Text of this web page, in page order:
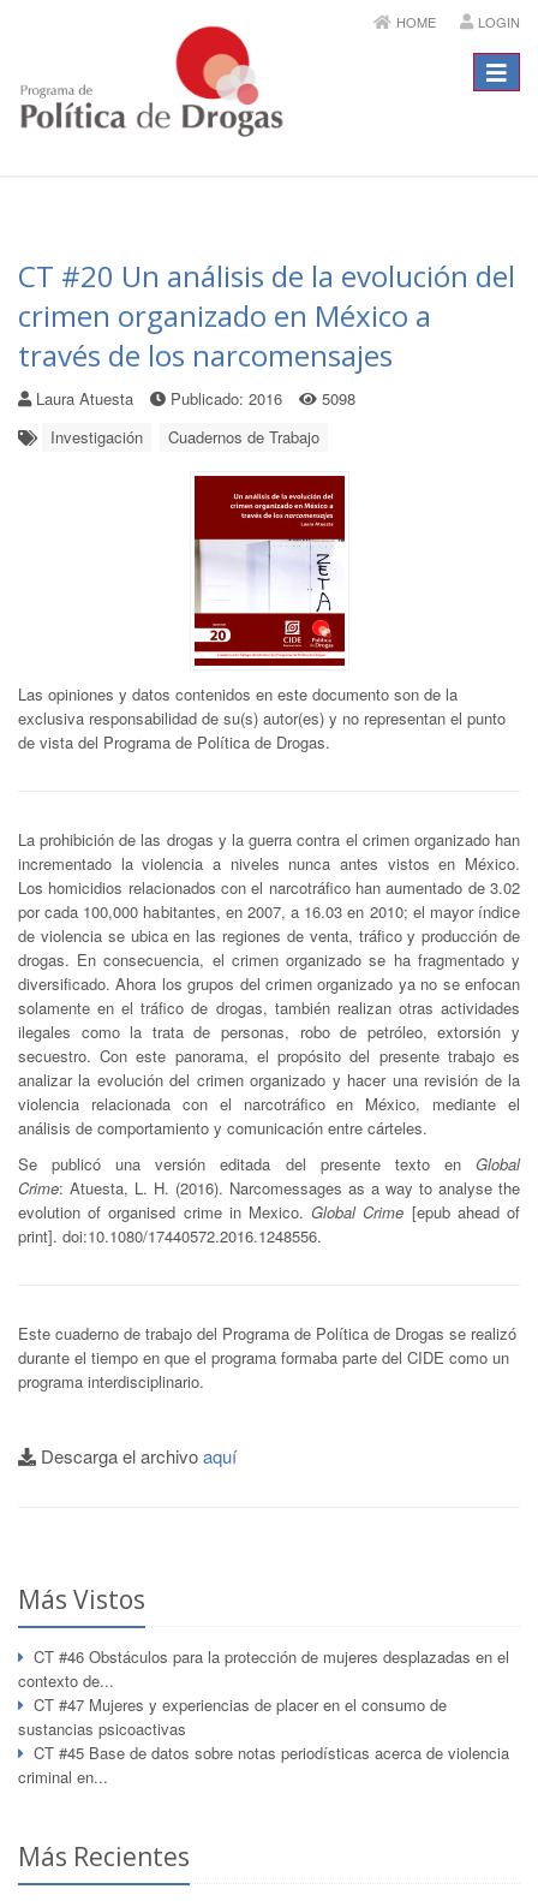
HOME LOGIN
Menú
CT #20 Un análisis de la evolución del
crimen organizado en México a
través de los narcomensajes
Laura Atuesta Publicado: 2016
5098
Investigación
Cuadernos de Trabajo
Las opiniones y datos contenidos en este documento son de la
exclusiva responsabilidad de su(s) autor(es) y no representan el punto
de vista del Programa de Política de Drogas.
La prohibición de las drogas y la guerra contra el crimen organizado han
incrementado la violencia a niveles nunca antes vistos en México.
Los homicidios relacionados con el narcotráfico han aumentado de 3.02
por cada 100,000 habitantes, en 2007, a 16.03 en 2010; el mayor índice
de violencia se ubica en las regiones de venta, tráfico y producción de
drogas. En consecuencia, el crimen organizado se ha fragmentado y
diversificado. Ahora los grupos del crimen organizado ya no se enfocan
solamente en el tráfico de drogas, también realizan otras actividades
ilegales como la trata de personas, robo de petróleo, extorsión y
secuestro. Con este panorama, el propósito del presente trabajo es
analizar la evolución del crimen organizado y hacer una revisión de la
violencia relacionada con el narcotráfico en México, mediante el
análisis de comportamiento y comunicación entre cárteles.
Se publicó una versión editada del presente texto en Global
Crime: Atuesta, L. H. (2016). Narcomessages as a way to analyse the
evolution of organised crime in Mexico.Global Crime [epub ahead of
print]. doi:10.1080/17440572.2016.1248556.
Este cuaderno de trabajo del Programa de Política de Drogas se realizó
durante el tiempo en que el programa formaba parte del CIDE como un
programa interdisciplinario.
Descarga el archivoaquí
Más Vistos
CT #46 Obstáculos para la protección de mujeres desplazadas en el
contexto de...
CT #47 Mujeres y experiencias de placer en el consumo de
sustancias psicoactivas
CT #45 Base de datos sobre notas periodísticas acerca de violencia
criminal en...
Más Recientes